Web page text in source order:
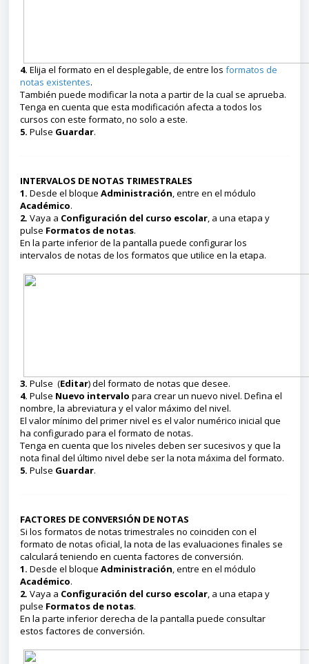
4. Elija el formato en el desplegable, de entre los formatos de
notas existentes.
También puede modificar la nota a partir de la cual se aprueba.
Tenga en cuenta que esta modificación afecta a todos los
cursos con este formato, no solo a este.
5. Pulse Guardar.
INTERVALOS DE NOTAS TRIMESTRALES
1. Desde el bloque Administración, entre en el módulo
Académico.
2. Vaya a Configuración del curso escolar, a una etapa y
pulse Formatos de notas.
En la parte inferior de la pantalla puede configurar los
intervalos de notas de los formatos que utilice en la etapa.
3. Pulse (Editar) del formato de notas que desee.
4. Pulse Nuevo intervalo para crear un nuevo nivel. Defina el
nombre, la abreviatura y el valor máximo del nivel.
El valor mínimo del primer nivel es el valor numérico inicial que
ha configurado para el formato de notas.
Tenga en cuenta que los niveles deben ser sucesivos y que la
nota final del último nivel debe ser la nota máxima del formato.
5. Pulse Guardar.
FACTORES DE CONVERSIÓN DE NOTAS
Si los formatos de notas trimestrales no coinciden con el
formato de notas oficial, la nota de las evaluaciones finales se
calculará teniendo en cuenta factores de conversión.
1. Desde el bloque Administración, entre en el módulo
Académico.
2. Vaya a Configuración del curso escolar, a una etapa y
pulse Formatos de notas.
En la parte inferior derecha de la pantalla puede consultar
estos factores de conversión.